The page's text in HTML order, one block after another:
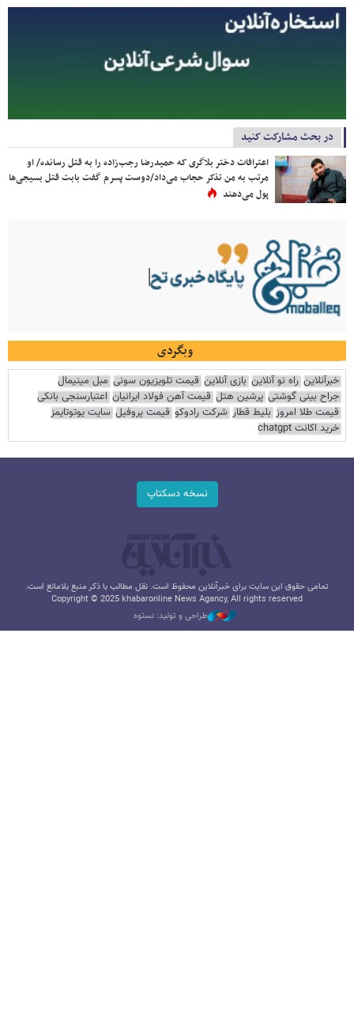
در بحث مشارکت کنید
اعترافات دختر بلاگری که حمیدرضا رجب‌زاده را به قتل رسانده/ او
مرتب به من تذکر حجاب می‌داد/دوست پسرم گفت بابت قتل بسیجی‌ها
پول می‌دهند
وبگردی
خبرآنلاین راه نو آنلاین بازی آنلاین قیمت تلویزیون سونی مبل مینیمال
جراح بینی گوشتی پرشین هتل قیمت آهن فولاد ایرانیان اعتبارسنجی بانکی
قیمت طلا امروز بلیط قطار شرکت رادوکو قیمت پروفیل سایت یوتوتایمز
خرید اکانت chatgpt
نسخه دسکتاپ
تمامی حقوق این سایت برای خبرآنلاین محفوظ است. نقل مطالب با ذکر منبع بلامانع است.
Copyright © 2025 khabaronline News Agancy, All rights reserved
طراحی و تولید: نستوه